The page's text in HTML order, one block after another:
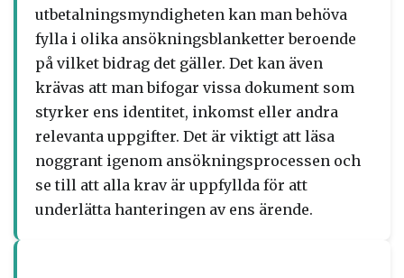
utbetalningsmyndigheten kan man behöva
fylla i olika ansökningsblanketter beroende
på vilket bidrag det gäller. Det kan även
krävas att man bifogar vissa dokument som
styrker ens identitet, inkomst eller andra
relevanta uppgifter. Det är viktigt att läsa
noggrant igenom ansökningsprocessen och
se till att alla krav är uppfyllda för att
underlätta hanteringen av ens ärende.